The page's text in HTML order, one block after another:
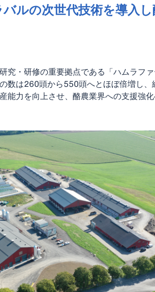
ルの次世代技術を導入
究・研修の重要拠点である「ハムラフ
数は260頭から550頭へとほぼ倍増し
能力を向上させ、酪農業界への支援強化